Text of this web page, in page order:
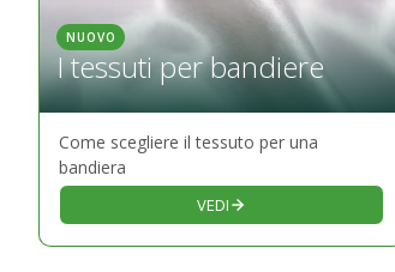
NUOVO
I tessuti per bandiere
Come scegliere il tessuto per una
bandiera
VEDI